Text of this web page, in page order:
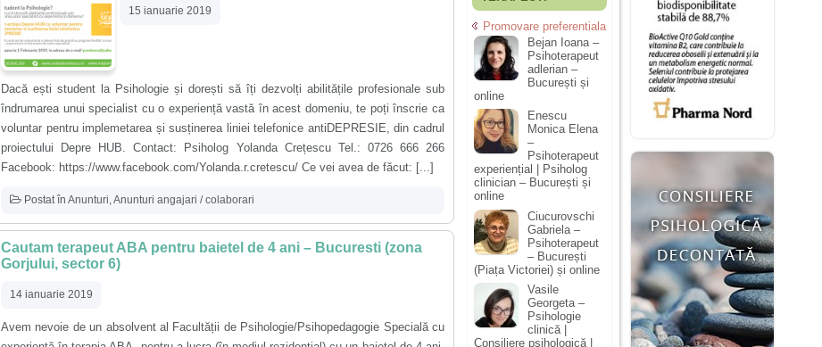
15 ianuarie 2019
Dacă ești student la Psihologie și dorești să îți dezvolți abilitățile profesionale sub
îndrumarea unui specialist cu o experiență vastă în acest domeniu, te poți înscrie ca
voluntar pentru implemetarea și susținerea liniei telefonice antiDEPRESIE, din cadrul
proiectului Depre HUB. Contact: Psiholog Yolanda Crețescu Tel.: 0726 666 266
Facebook: https://www.facebook.com/Yolanda.r.cretescu/ Ce vei avea de făcut: [...]
Postat în Anunturi,Anunturi angajari / colaborari
Cautam terapeut ABA pentru baietel de 4 ani – Bucuresti (zona
Gorjului, sector 6)
14 ianuarie 2019
Avem nevoie de un absolvent al Facultății de Psihologie/Psihopedagogie Specială cu
Promovare preferentiala
Bejan Ioana –
Psihoterapeut
adlerian –
București și
online
Enescu
Monica Elena
–
Psihoterapeut
experiențial | Psiholog
clinician – București și
online
Ciucurovschi
Gabriela –
Psihoterapeut
– București
(Piața Victoriei) și online
Vasile
Georgeta –
Psihologie
clinică |
Consiliere psihologică |